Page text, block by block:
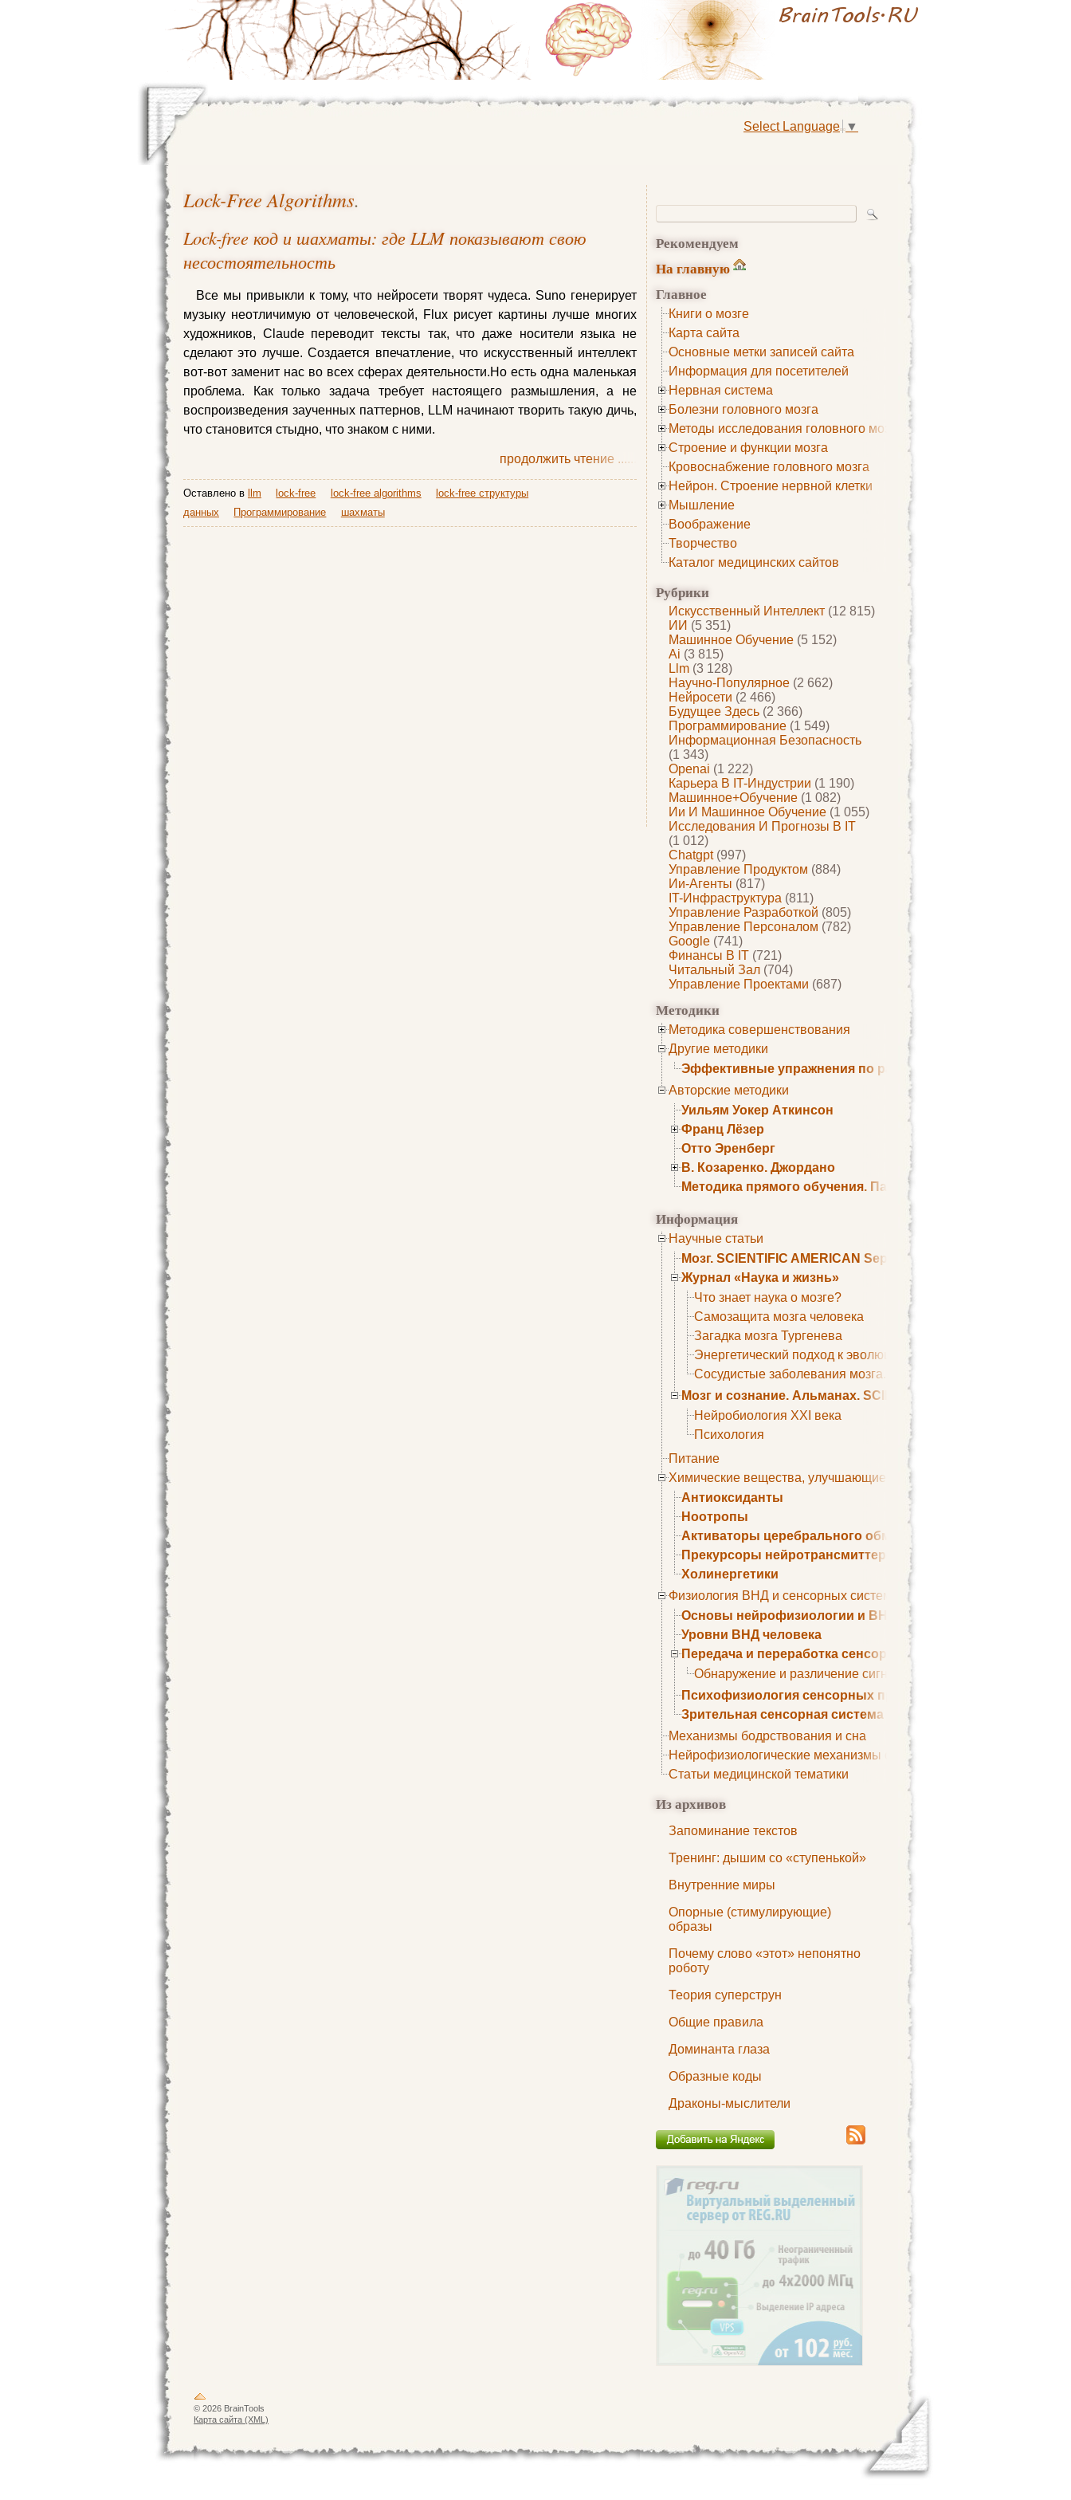
Select Language ▼
Рекомендуем
На главную
Главное
Книги о мозге
Карта сайта
Основные метки записей сайта
Информация для посетителей
Нервная система
Болезни головного мозга
Методы исследования головного мозга
Строение и функции мозга
Кровоснабжение головного мозга
Нейрон. Строение нервной клетки
Мышление
Воображение
Творчество
Каталог медицинских сайтов
Рубрики
Искусственный Интеллект (12 815)
ИИ (5 351)
Машинное Обучение (5 152)
Ai (3 815)
Llm (3 128)
Научно-Популярное (2 662)
Нейросети (2 466)
Будущее Здесь (2 366)
Программирование (1 549)
Информационная Безопасность
(1 343)
Openai (1 222)
Карьера В IT-Индустрии (1 190)
Машинное+обучение (1 082)
Ии И Машинное Обучение (1 055)
Исследования И Прогнозы В IT
(1 012)
Chatgpt(997)
Управление Продуктом (884)
Ии-Агенты (817)
IT-Инфраструктура (811)
Управление Разработкой (805)
Управление Персоналом (782)
Google (741)
Финансы В IT (721)
Читальный Зал (704)
Управление Проектами (687)
Методики
Методика совершенствования
Другие методики
Эффективные упражнения по развитию памяти
Авторские методики
Уильям Уокер Аткинсон
Франц Лёзер
Отто Эренберг
В. Козаренко. Джордано
Методика прямого обучения. Пауль Шелли
Информация
Научные статьи
Мозг. SCIENTIFIC AMERICAN September 1979
Журнал «Наука и жизнь»
Что знает наука о мозге?
Самозащита мозга человека
Загадка мозга Тургенева
Энергетический подход к эволюции мозга
Сосудистые заболевания мозга. Все может начаться с
Мозг и сознание. Альманах. SCIENTIFIC AMERICAN
Нейробиология XXI века
Психология
Питание
Химические вещества, улучшающие умственные способности
Антиоксиданты
Ноотропы
Активаторы церебрального обмена веществ
Прекурсоры нейротрансмиттеров
Холинергетики
Физиология ВНД и сенсорных систем
Основы нейрофизиологии и ВНД
Уровни ВНД человека
Передача и переработка сенсорных сигналов
Обнаружение и различение сигналов. Сенсорная рецепция
Психофизиология сенсорных процессов
Зрительная сенсорная система
Механизмы бодрствования и сна
Нейрофизиологические механизмы сна
Статьи медицинской тематики
Из архивов
Запоминание текстов
Тренинг: дышим со «ступенькой»
Внутренние миры
Опорные (стимулирующие)
образы
Почему слово «этот» непонятно
роботу
Теория суперструн
Общие правила
Доминанта глаза
Образные коды
Драконы-мыслители
Lock-Free Algorithms.
Lock-free код и шахматы: где LLM показывают свою
несостоятельность
Все мы привыкли к тому, что нейросети творят чудеса. Suno генерирует
музыку неотличимую от человеческой, Flux рисует картины лучше многих
художников, Claude переводит тексты так, что даже носители языка не
сделают это лучше. Создается впечатление, что искусственный интеллект
вот-вот заменит нас во всех сферах деятельности.Но есть одна маленькая
проблема. Как только задача требует настоящего размышления, а не
воспроизведения заученных паттернов, LLM начинают творить такую дичь,
что становится стыдно, что знаком с ними.
продолжить чтение ......
Оставлено в llm lock-free lock-free algorithms
lock-free структуры
данных
Программирование шахматы
© 2026 BrainTools
Карта сайта (XML)